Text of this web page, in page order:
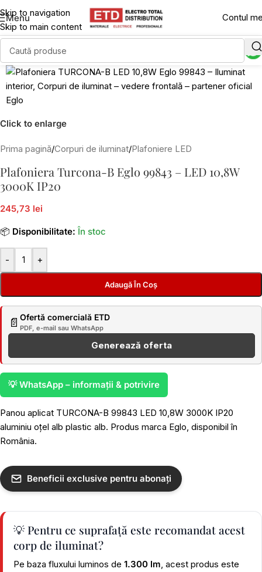
Skip to navigation
Skip to main content
Menu Contul
Click to enlarge
Prima pagină/Corpuri de iluminat/Plafoniere LED
Plafoniera Turcona-B Eglo 99843 – LED 10,8W
3000K IP20
245,73 lei
📦 Disponibilitate: În stoc
- +
Adaugă În Coș
📄 Ofertă comercială ETD
PDF, e-mail sau WhatsApp
Generează oferta
💡 WhatsApp – informații & potrivire
Panou aplicat TURCONA-B 99843 LED 10,8W 3000K IP20
aluminiu oțel alb plastic alb. Produs marca Eglo, disponibil în
România.
Beneficii exclusive pentru abonați
💡 Pentru ce suprafață este recomandat acest
corp de iluminat?
Pe baza fluxului luminos de 1.300 lm, acest produs este